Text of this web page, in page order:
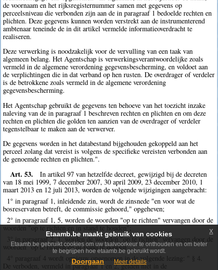
de voornaam en het rijksregisternummer samen met gegevens op
perceelsniveau die verbonden zijn aan de in paragraaf 1 bedoelde rechten en
plichten. Deze gegevens kunnen worden verstrekt aan de instrumenterend
ambtenaar teneinde de in dit artikel vermelde informatieoverdracht te
realiseren.
Deze verwerking is noodzakelijk voor de vervulling van een taak van
algemeen belang. Het Agentschap is verwerkingsverantwoordelijke zoals
vermeld in de algemene verordening gegevensbescherming, en voldoet aan
de verplichtingen die in dat verband op hen rusten. De overdrager of verdeler
is de betrokkene zoals vermeld in de algemene verordening
gegevensbescherming.
Het Agentschap gebruikt de gegevens ten behoeve van het toezicht inzake
naleving van de in paragraaf 1 beschreven rechten en plichten en om deze
rechten en plichten die golden ten aanzien van de overdrager of verdeler
tegenstelbaar te maken aan de verwerver.
De gegevens worden in het databestand bijgehouden gekoppeld aan het
perceel zolang dat vereist is volgens de specifieke vereisten verbonden aan
de genoemde rechten en plichten.".
Art. 53.
In artikel 97 van hetzelfde decreet, gewijzigd bij de decreten
van 18 mei 1999, 7 december 2007, 30 april 2009, 23 december 2010, 1
maart 2013 en 12 juli 2013, worden de volgende wijzigingen aangebracht:
1° in paragraaf 1, inleidende zin, wordt de zinsnede "en voor wat de
bosreservaten betreft, de commissie gehoord," opgeheven;
2° in paragraaf 1, 5, worden de woorden "op te richten" vervangen door de
woorden "op te richten en in stand te houden";
3° in paragraaf 2, 1, worden de woorden "op te richten" vervangen door de
woorden "op te richten en in stand te houden";
4° paragraaf 4 wordt opnieuw opgenomen in de volgende lezing: " § 4.
De verboden, vermeld in paragraaf 1 en 2, gelden niet in de
Etaamb.be maakt gebruik van cookies
Etaamb.be gebruikt cookies om uw taalvoorkeur te onthouden en om beter
te begrijpen hoe etaamb.be gebruikt wordt.
Doorgaan Meer details
x